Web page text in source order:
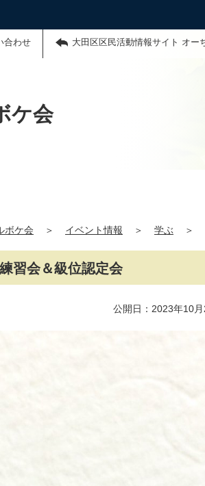
合わせ 大田区区民活動情報サイト オー
ケ会
ボケ会 ＞ イベント情報 ＞ 学ぶ ＞
会＆級位認定会
公開日：2023年10